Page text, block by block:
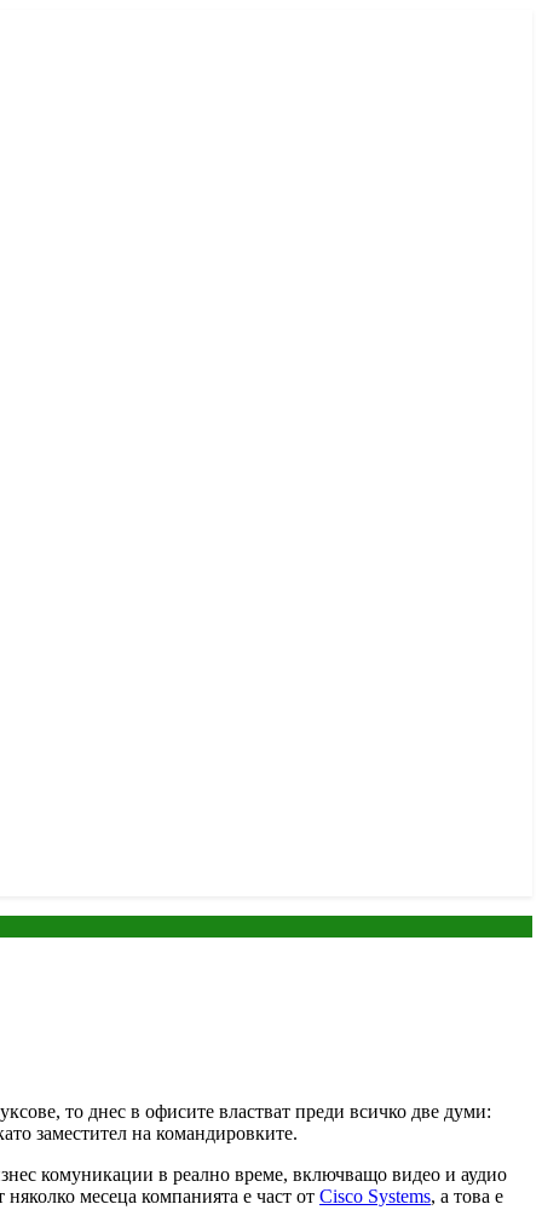
то днес в офисите властват преди всичко две думи:
заместител на командировките.
комуникации в реално време, включващо видео и аудио
месеца компанията е част от Cisco Systems, а това е